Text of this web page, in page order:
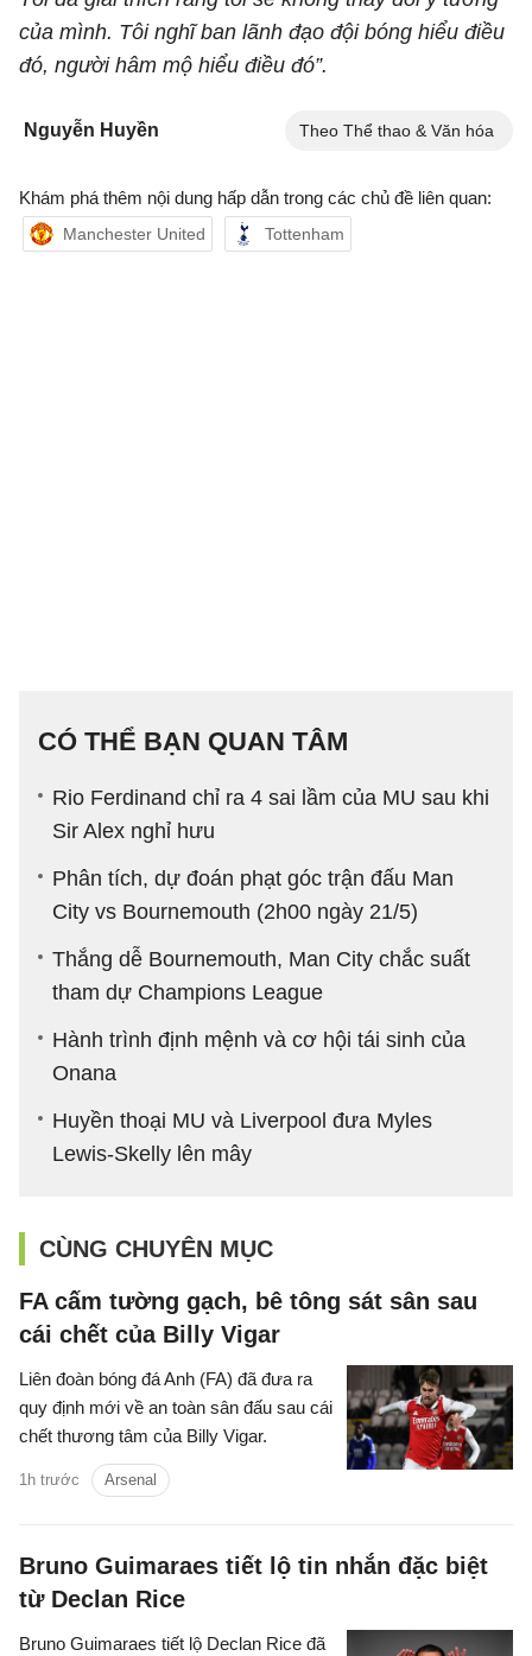
của mình. Tôi nghĩ ban lãnh đạo đội bóng hiểu điều
đó, người hâm mộ hiểu điều đó”.
Nguyễn Huyền Theo Thể thao & Văn hóa
Khám phá thêm nội dung hấp dẫn trong các chủ đề liên quan:
Manchester United Tottenham
CÓ THỂ BẠN QUAN TÂM
Rio Ferdinand chỉ ra 4 sai lầm của MU sau khi
Sir Alex nghỉ hưu
Phân tích, dự đoán phạt góc trận đấu Man
City vs Bournemouth (2h00 ngày 21/5)
Thắng dễ Bournemouth, Man City chắc suất
tham dự Champions League
Hành trình định mệnh và cơ hội tái sinh của
Onana
Huyền thoại MU và Liverpool đưa Myles
Lewis-Skelly lên mây
CÙNG CHUYÊN MỤC
FA cấm tường gạch, bê tông sát sân sau
cái chết của Billy Vigar
Liên đoàn bóng đá Anh (FA) đã đưa ra
quy định mới về an toàn sân đấu sau cái
chết thương tâm của Billy Vigar.
1h trước Arsenal
Bruno Guimaraes tiết lộ tin nhắn đặc biệt
từ Declan Rice
Bruno Guimaraes tiết lộ Declan Rice đã